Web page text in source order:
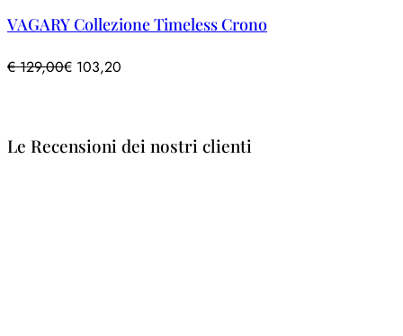
VAGARY Collezione Timeless Crono
€129,00€ 103,20
Le Recensioni dei nostri clienti